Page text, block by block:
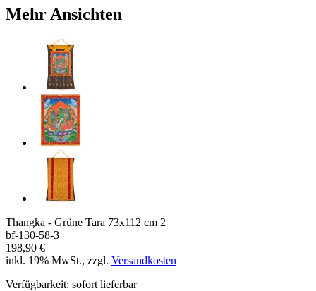
Mehr Ansichten
Thangka - Grüne Tara 73x112 cm 2
bf-130-58-3
198,90 €
inkl. 19% MwSt., zzgl. Versandkosten
Verfügbarkeit: sofort lieferbar